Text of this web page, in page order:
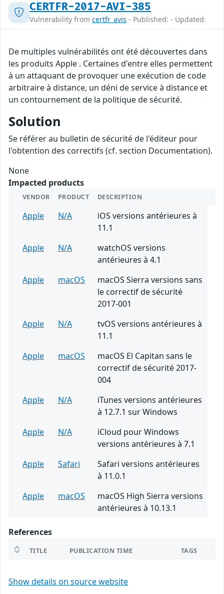
CERTFR-2017-AVI-385
Vulnerability from certfr_avis - Published: - Updated:
De multiples vulnérabilités ont été découvertes dans
les produits Apple . Certaines d'entre elles permettent
à un attaquant de provoquer une exécution de code
arbitraire à distance, un déni de service à distance et
un contournement de la politique de sécurité.
Solution
Se référer au bulletin de sécurité de l'éditeur pour
l'obtention des correctifs (cf. section Documentation).
None
Impacted products
VENDOR PRODUCT DESCRIPTION
Apple N/A
iOS versions antérieures à
11.1
Apple
N/A
watchOS versions
antérieures à 4.1
Apple
macOS
macOS Sierra versions sans
le correctif de sécurité
2017-001
Apple
N/A
tvOS versions antérieures à
11.1
Apple
macOS
macOS El Capitan sans le
correctif de sécurité 2017-
004
Apple
N/A
iTunes versions antérieures
à 12.7.1 sur Windows
Apple
N/A
iCloud pour Windows
versions antérieures à 7.1
Apple
Safari
Safari versions antérieures
à 11.0.1
Apple
macOS
macOS High Sierra versions
antérieures à 10.13.1
References
TITLE PUBLICATION TIME TAGS
Show details on source website